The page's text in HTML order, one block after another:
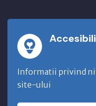
Informatii privind
site-ului